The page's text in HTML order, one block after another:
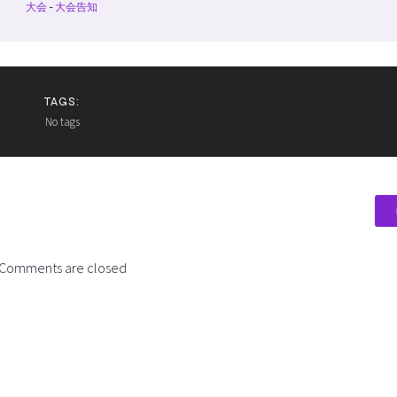
大会 - 大会告知
TAGS:
No tags
Comments are closed